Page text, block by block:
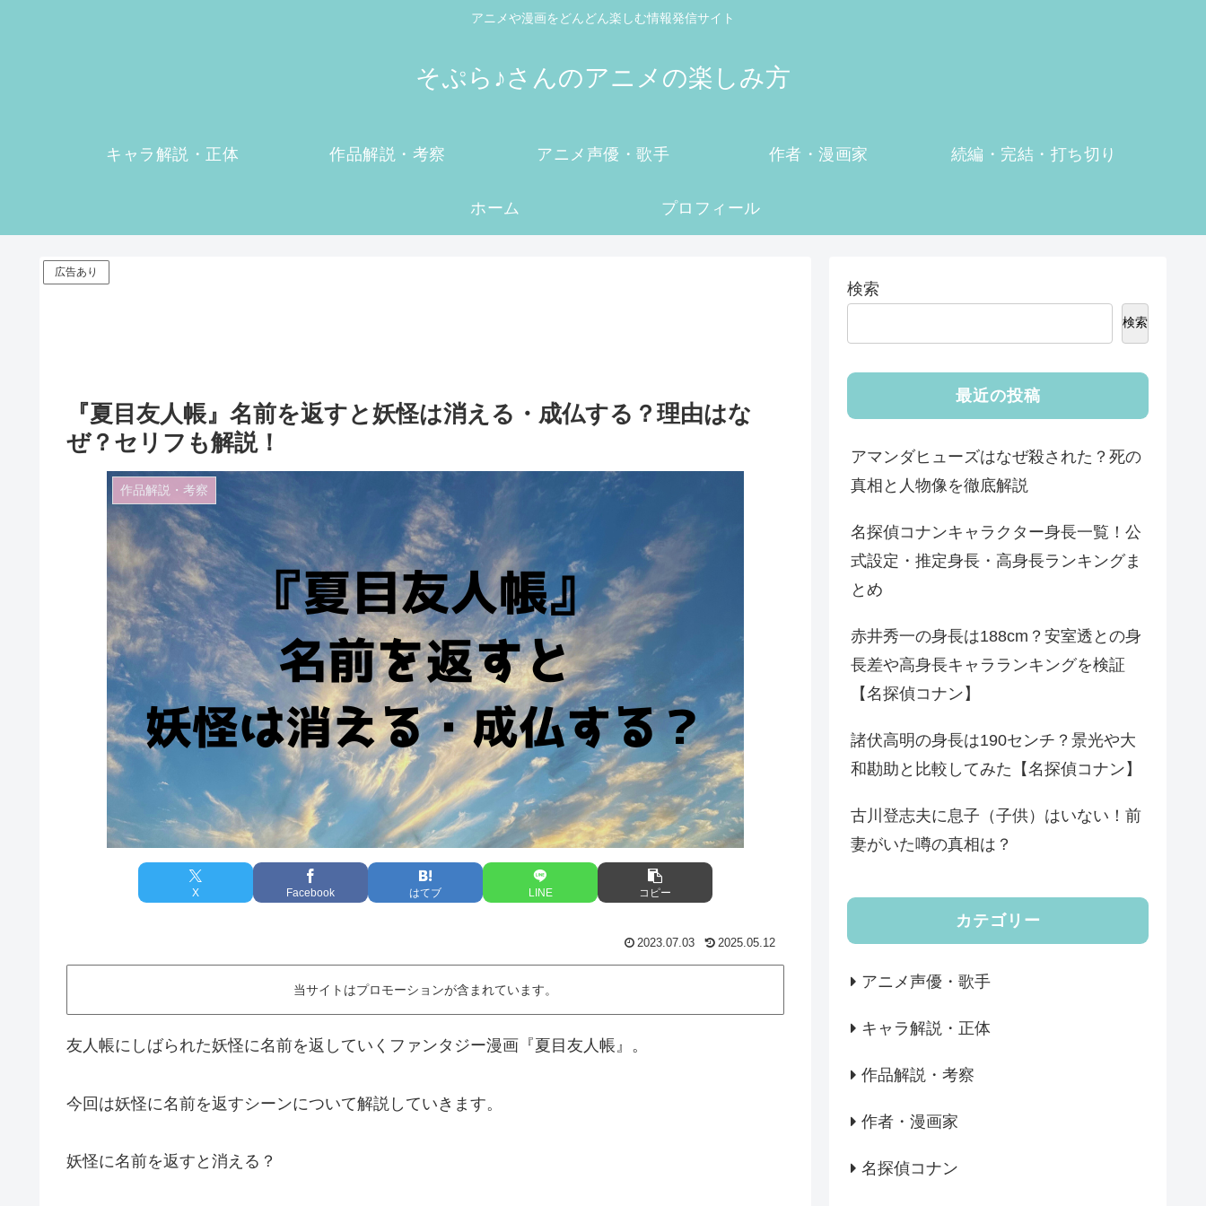
アニメや漫画をどんどん楽しむ情報発信サイト
そぷら♪さんのアニメの楽しみ方
キャラ解説・正体 作品解説・考察 アニメ声優・歌手 作者・漫画家 続編・完結・打ち切り
ホーム プロフィール
広告あり
『夏目友人帳』名前を返すと妖怪は消える・成仏する？理由はな
ぜ？セリフも解説！
作品解説・考察
X Facebook はてブ LINE コピー
2023.07.03 2025.05.12
当サイトはプロモーションが含まれています。
友人帳にしばられた妖怪に名前を返していくファンタジー漫画『夏目友人帳』。
今回は妖怪に名前を返すシーンについて解説していきます。
妖怪に名前を返すと消える？
検索
検索
最近の投稿
アマンダヒューズはなぜ殺された？死の
真相と人物像を徹底解説
名探偵コナンキャラクター身長一覧！公
式設定・推定身長・高身長ランキングま
とめ
赤井秀一の身長は188cm？安室透との身
長差や高身長キャラランキングを検証
【名探偵コナン】
諸伏高明の身長は190センチ？景光や大
和勘助と比較してみた【名探偵コナン】
古川登志夫に息子（子供）はいない！前
妻がいた噂の真相は？
カテゴリー
アニメ声優・歌手
キャラ解説・正体
作品解説・考察
作者・漫画家
名探偵コナン